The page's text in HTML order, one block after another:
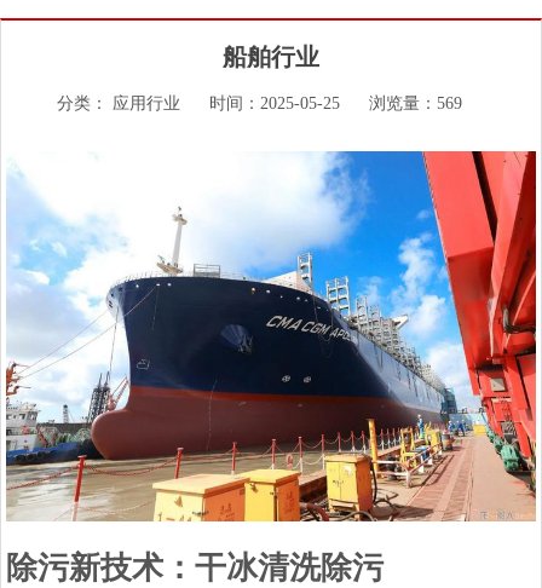
船舶行业
分类： 应用行业 时间：2025-05-25 浏览量：569
除污新技术：干冰清洗除污